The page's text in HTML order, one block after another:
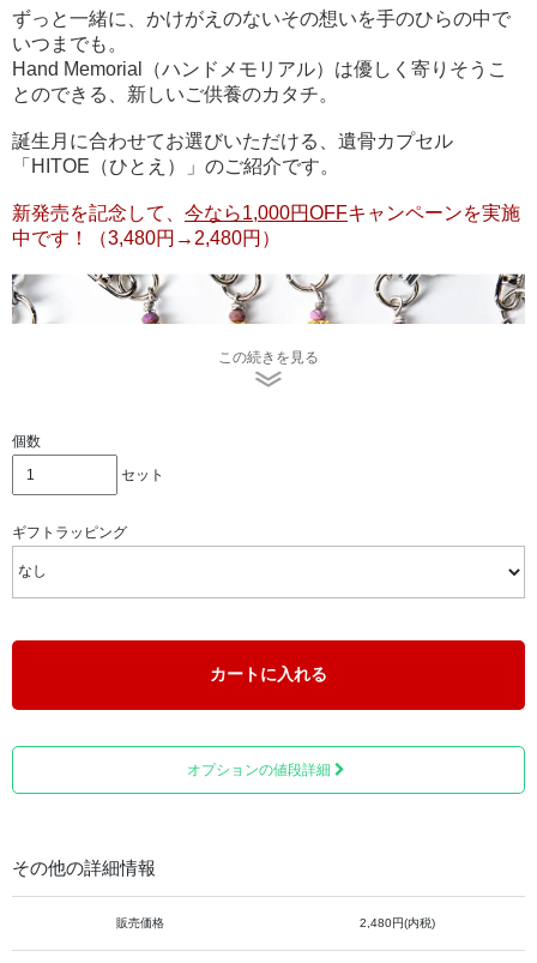
ずっと一緒に、かけがえのないその想いを手のひらの中で
いつまでも。
Hand Memorial（ハンドメモリアル）は優しく寄りそうこ
とのできる、新しいご供養のカタチ。
誕生月に合わせてお選びいただける、遺骨カプセル
「HITOE（ひとえ）」のご紹介です。
新発売を記念して、 今なら1,000円OFFキャンペーンを実施
中です！（3,480円→2,480円）
チャームの部分は、天然石をあしらった作りで、一つ一つ
心を込めて国内でハンドメイドにこだわって作られており
ます。
12月の誕生色は「スカイブルー」です。
「澄み切ったあの空の向こうに」という意味が込められて
この続きを見る
個数
セット
ギフトラッピング
カートに入れる
オプションの値段詳細
その他の詳細情報
販売価格 2,480円(内税)